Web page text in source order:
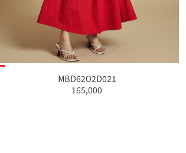
MBD62O2D004
158,000